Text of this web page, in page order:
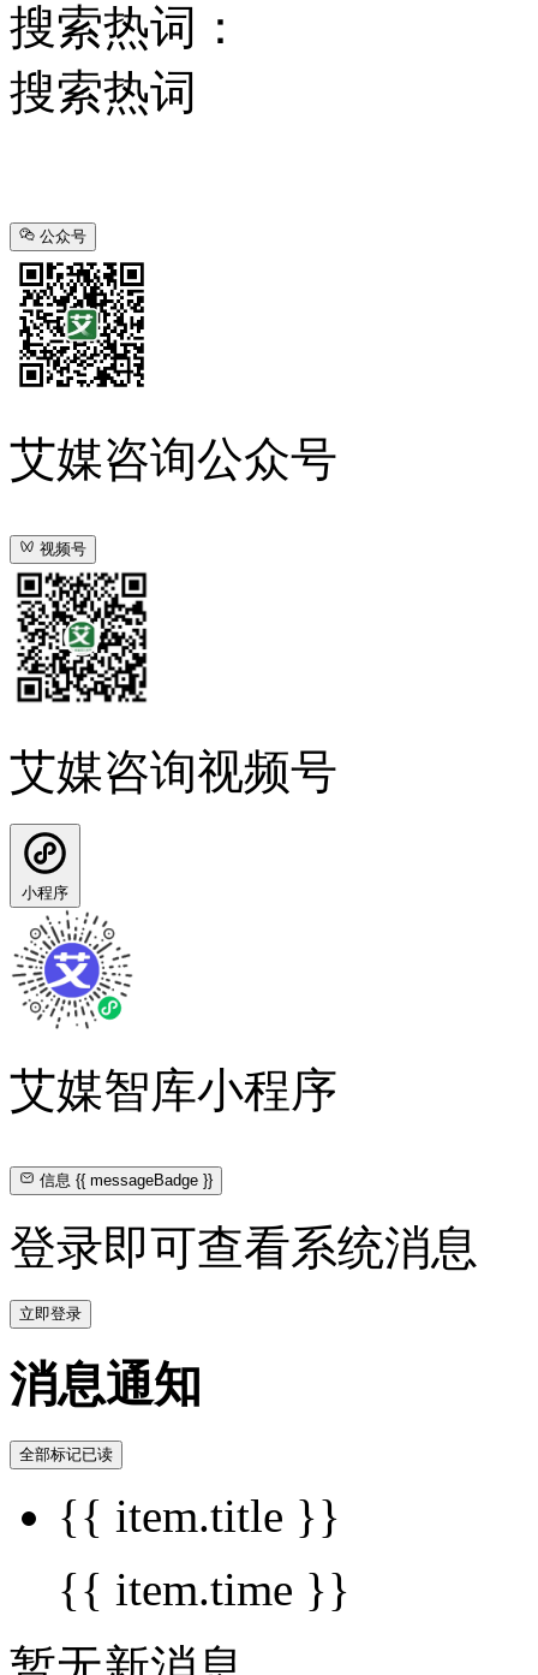
搜索热词：
搜索热词
公众号
艾媒咨询公众号
视频号
艾媒咨询视频号
小程序
艾媒智库小程序
信息{{ messageBadge }}
登录即可查看系统消息
立即登录
消息通知
全部标记已读
{{ item.title }}
{{ item.time }}